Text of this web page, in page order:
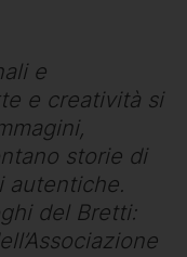
e
e creatività si
storie di
autentiche.
del Bretti: